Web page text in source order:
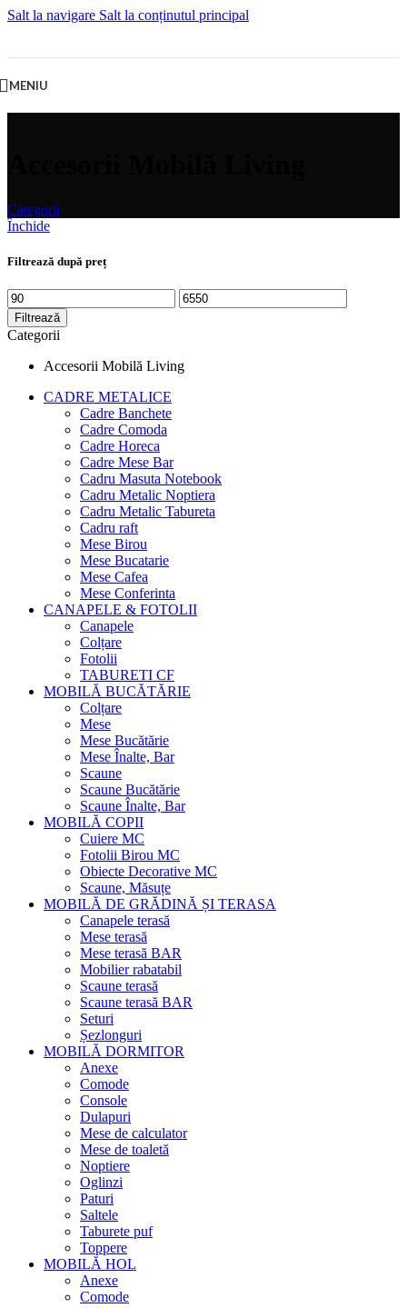
Salt la navigare Salt la conținutul principal
MENIU
Categorii
Închide
Filtrează după preț
Preț
minim
Preț
maxim
Filtrează
Categorii
Accesorii Mobilă Living
CADRE METALICE
Cadre Banchete
Cadre Comoda
Cadre Horeca
Cadre Mese Bar
Cadru Masuta Notebook
Cadru Metalic Noptiera
Cadru Metalic Tabureta
Cadru raft
Mese Birou
Mese Bucatarie
Mese Cafea
Mese Conferinta
CANAPELE & FOTOLII
Canapele
Colțare
Fotolii
TABURETI CF
MOBILĂ BUCĂTĂRIE
Colțare
Mese
Mese Bucătărie
Mese Înalte, Bar
Scaune
Scaune Bucătărie
Scaune Înalte, Bar
MOBILĂ COPII
Cuiere MC
Fotolii Birou MC
Obiecte Decorative MC
Scaune, Măsuțe
MOBILĂ DE GRĂDINĂ ȘI TERASA
Canapele terasă
Mese terasă
Mese terasă BAR
Mobilier rabatabil
Scaune terasă
Scaune terasă BAR
Seturi
Șezlonguri
MOBILĂ DORMITOR
Anexe
Comode
Console
Dulapuri
Mese de calculator
Mese de toaletă
Noptiere
Oglinzi
Paturi
Saltele
Taburete puf
Toppere
MOBILĂ HOL
Anexe
Comode